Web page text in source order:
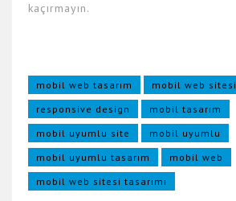
kaçırmayın.
mobil web tasarım
mobil web sitesi
responsive design
mobil tasarım
mobil uyumlu site
mobil uyumlu
mobil uyumlu tasarım
mobil web
mobil web sitesi tasarımı